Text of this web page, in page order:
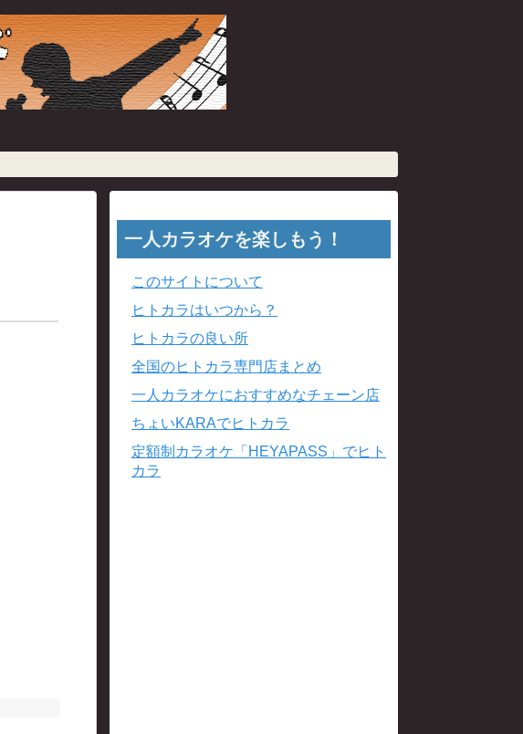
一人カラオケを楽しもう！
このサイトについて
ヒトカラはいつから？
ヒトカラの良い所
全国のヒトカラ専門店まとめ
一人カラオケにおすすめなチェーン店
ちょいKARAでヒトカラ
定額制カラオケ「HEYAPASS」でヒト
カラ